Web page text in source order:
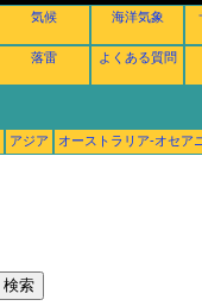
気候 海洋気象
落雷 よくある質問
アジア オーストラリア-オセア